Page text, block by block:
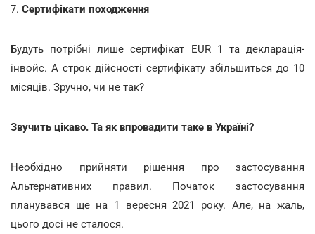
7. Сертифікати походження
Будуть потрібні лише сертифікат EUR 1 та декларація-
інвойс. А строк дійсності сертифікату збільшиться до 10
місяців. Зручно, чи не так?
Звучить цікаво. Та як впровадити таке в Україні?
Необхідно прийняти рішення про застосування
Альтернативних правил. Початок застосування
планувався ще на 1 вересня 2021 року. Але, на жаль,
цього досі не сталося.